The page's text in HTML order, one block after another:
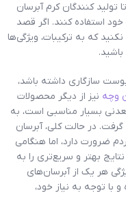
کنندگان کرم آبرسان
خود استفاده کنند. اگر قصد
که به ترکیبات، ویژگی‌ها
سازگاری داشته باشد،
وچه نیز از دیگر محصولات
بسیار مناسبی است، به
در حالت کلی، آبرسان
ضرورت دارد، اما هنگامی
بهتر و سریع‌تری را به
هر یک از آبرسان‌های
با توجه به نیاز خود،